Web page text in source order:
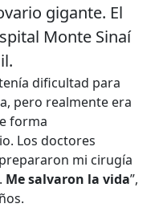
gigante. El
Monte Sinaí
dificultad para
pero realmente era
forma
Los doctores
mi cirugía
Me salvaron la vida”,